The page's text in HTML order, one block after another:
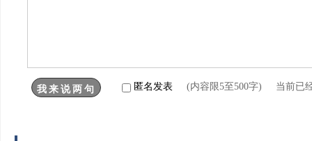
匿名发表 (内容限5至500字) 当前已